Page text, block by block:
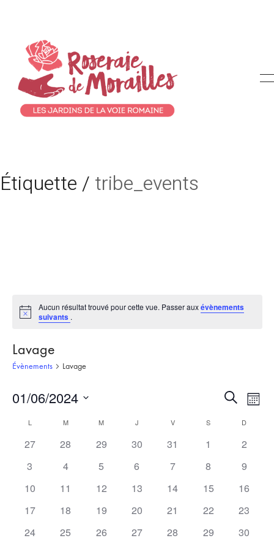
Étiquette / tribe_events
Notice
Aucun résultat trouvé pour cette vue. Passer auxévènements
suivants .
Lavage
Évènements Lavage
vues
Recherche
Mois
01/06/2024
date.
Calendrier
de
Évènements
L MMARDI M MERCREDI
J VVENDREDIS D
27 28 29 30 31 1
2
3
4 5 6 7 8
9
10
11 12 13 14 15
16
17
18 19 20 21 22
23
24
25 26 27 28 29 30